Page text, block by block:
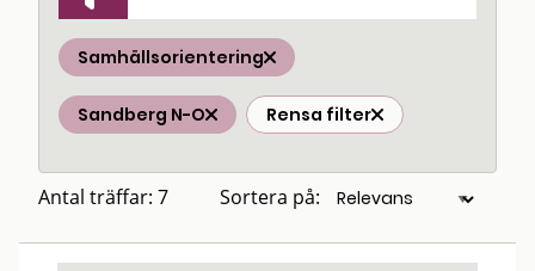
Samhällsorientering
Sandberg N-O Rensa filter
Antal träffar: 7 Sortera på: